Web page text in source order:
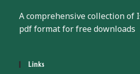
A comprehensive collection of
pdf format for free downloads
Links